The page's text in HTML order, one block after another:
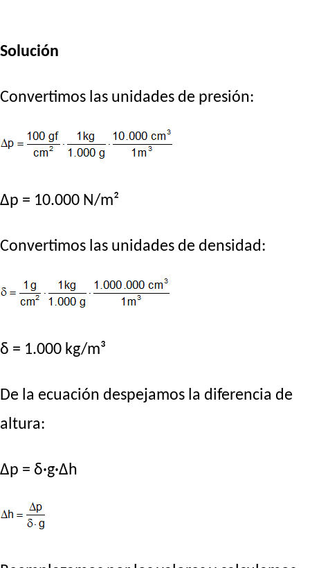
Solución
Convertimos las unidades de presión:
Δp = 10.000 N/m²
Convertimos las unidades de densidad:
δ = 1.000 kg/m³
De la ecuación despejamos la diferencia de
altura:
Δp = δ·g·Δh